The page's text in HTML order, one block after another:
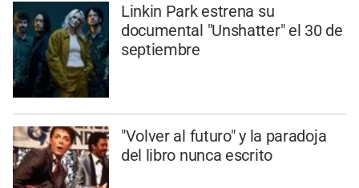
Linkin Park estrena su
documental "Unshatter" el 30 de
septiembre
"Volver al futuro" y la paradoja
del libro nunca escrito